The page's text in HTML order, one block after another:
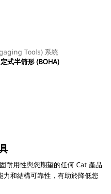
Tools) 系統
式半箭形 (BOHA)
耐用性與您期望的任何 Cat 產品
和結構可靠性，有助於降低您